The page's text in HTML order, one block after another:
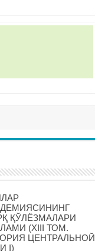
ҚЎЛЁЗМАЛАРИ
(XIII ТОМ.
ЦЕНТРАЛЬНОЙ
I)